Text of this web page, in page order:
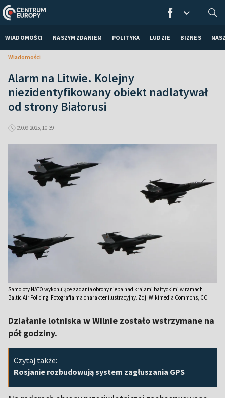
WIADOMOŚCI NASZYM ZDANIEM POLITYKA LUDZIE BIZNES
Wiadomości
Alarm na Litwie. Kolejny
niezidentyfikowany obiekt nadlatywał
od strony Białorusi
09.09.2025, 10:39
Samoloty NATO wykonujące zadania obrony nieba nad krajami bałtyckimi w ramach
Baltic Air Policing. Fotografia ma charakter ilustracyjny. Zdj. Wikimedia Commons, CC
Działanie lotniska w Wilnie zostało wstrzymane na
pół godziny.
Czytaj także:
Rosjanie rozbudowują system zagłuszania GPS